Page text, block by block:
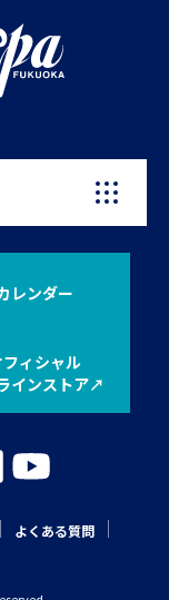
レンダー
ィシャル
インストア
よくある質問